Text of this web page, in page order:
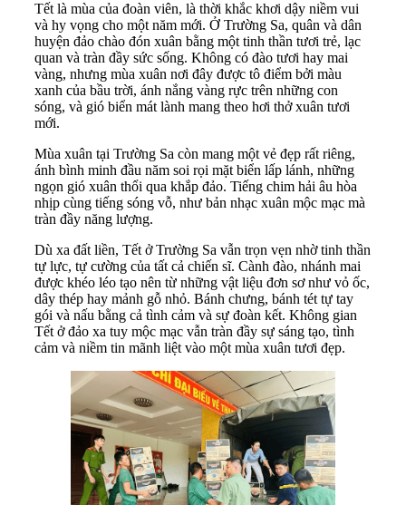
Tết là mùa của đoàn viên, là thời khắc khơi dậy niềm vui
và hy vọng cho một năm mới. Ở Trường Sa, quân và dân
huyện đảo chào đón xuân bằng một tinh thần tươi trẻ, lạc
quan và tràn đầy sức sống. Không có đào tươi hay mai
vàng, nhưng mùa xuân nơi đây được tô điểm bởi màu
xanh của bầu trời, ánh nắng vàng rực trên những con
sóng, và gió biển mát lành mang theo hơi thở xuân tươi
mới.
Mùa xuân tại Trường Sa còn mang một vẻ đẹp rất riêng,
ánh bình minh đầu năm soi rọi mặt biển lấp lánh, những
ngọn gió xuân thổi qua khắp đảo. Tiếng chim hải âu hòa
nhịp cùng tiếng sóng vỗ, như bản nhạc xuân mộc mạc mà
tràn đầy năng lượng.
Dù xa đất liền, Tết ở Trường Sa vẫn trọn vẹn nhờ tinh thần
tự lực, tự cường của tất cả chiến sĩ. Cành đào, nhánh mai
được khéo léo tạo nên từ những vật liệu đơn sơ như vỏ ốc,
dây thép hay mảnh gỗ nhỏ. Bánh chưng, bánh tét tự tay
gói và nấu bằng cả tình cảm và sự đoàn kết. Không gian
Tết ở đảo xa tuy mộc mạc vẫn tràn đầy sự sáng tạo, tình
cảm và niềm tin mãnh liệt vào một mùa xuân tươi đẹp.